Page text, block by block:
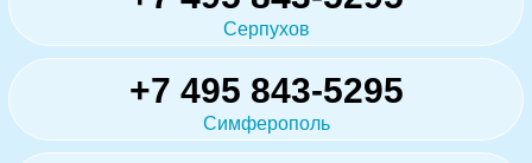
Серпухов
+7 495 843-5295
Симферополь